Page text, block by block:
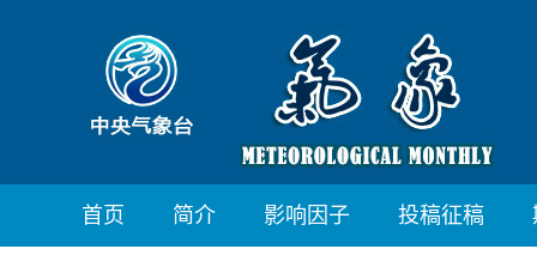
首页 简介 影响因子 投稿征稿